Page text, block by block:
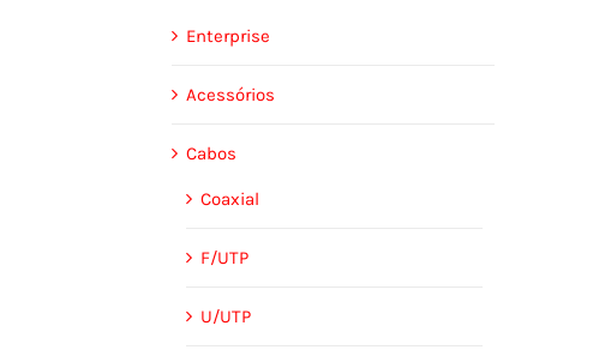
Enterprise
Acessórios
Cabos
Coaxial
F/UTP
U/UTP